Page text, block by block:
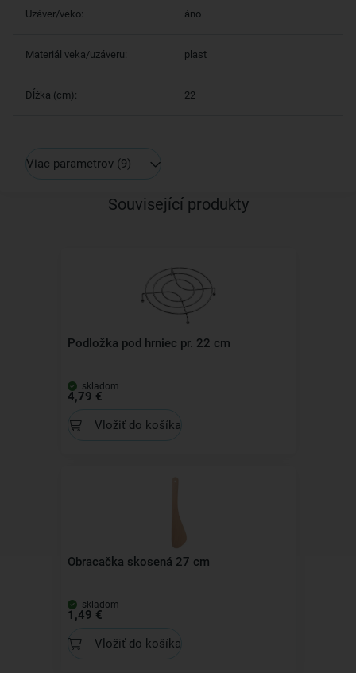
Uzáver/veko: áno
Materiál veka/uzáveru: plast
Dĺžka (cm): 22
Viac parametrov (9)
Související produkty
Podložka pod hrniec pr. 22 cm
skladom
4,79 €
Vložiť do košíka
Obracačka skosená 27 cm
skladom
1,49 €
Vložiť do košíka